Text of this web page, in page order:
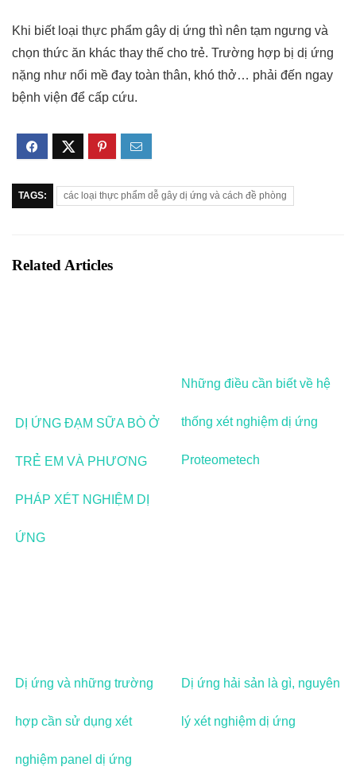
Khi biết loại thực phẩm gây dị ứng thì nên tạm ngưng và
chọn thức ăn khác thay thế cho trẻ. Trường hợp bị dị ứng
nặng như nổi mề đay toàn thân, khó thở… phải đến ngay
bệnh viện để cấp cứu.
TAGS: các loại thực phẩm dễ gây dị ứng và cách đề phòng
Related Articles
DỊ ỨNG ĐẠM SỮA BÒ Ở
TRẺ EM VÀ PHƯƠNG
PHÁP XÉT NGHIỆM DỊ
ỨNG
Những điều cần biết về hệ
thống xét nghiệm dị ứng
Proteometech
Dị ứng và những trường
hợp cần sử dụng xét
nghiệm panel dị ứng
Dị ứng hải sản là gì, nguyên
lý xét nghiệm dị ứng